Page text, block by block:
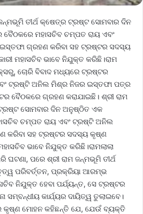
ତୀର୍ଥ କ୍ଷେତ୍ର ଟ୍ରଷ୍ଟ ସୋମବାର ଦିନ
ମହାସଚିବ ଚମ୍ପତ ରାୟ ଏବଂ
ଗ୍ରହଣ କରିବା ସହ ଟ୍ରଷ୍ଟର ସଦସ୍ୟ
ମହାସଚିବ ଭାବେ ନିଯୁକ୍ତ କରିଛି।ରାମ
ଚୋରି ବିବାଦ ମଧ୍ୟରେ ଟ୍ରଷ୍ଟର
ଟ୍ରଷ୍ଟି ଅନିଲ ମିଶ୍ର ନିଜର ଇସ୍ତଫା ପତ୍ର
ବୈଠକରେ ଗ୍ରହଣ କରାଯାଇଛି। ଶ୍ରୀ ରାମ
ସୋମବାର ଦିନ ଅନୁଷ୍ଠିତ ଏକ
ଚମ୍ପତ ରାୟ ଏବଂ ଟ୍ରଷ୍ଟି ଅନିଲ
କରିବା ସହ ଟ୍ରଷ୍ଟର ସଦସ୍ୟ କୃଷ୍ଣ
ଭାବେ ନିଯୁକ୍ତ କରିଛି।ରାମଲାଲା
ପରେ ଶ୍ରୀ ରାମ ଜନ୍ମଭୂମି ତୀର୍ଥ
ପରିବର୍ତ୍ତନ, ପ୍ରକ୍ରିୟା ଆରମ୍ଭ
ନିଯୁକ୍ତ ହେବା ପର୍ଯ୍ୟନ୍ତ, ସେ ଟ୍ରଷ୍ଟର
ସମ୍ବନ୍ଧୀୟ କାର୍ଯ୍ୟର ଦାୟିତ୍ୱ ତୁଲାଇବେ।
କୃଷ୍ଣ ମୋହନ କହିଛନ୍ତି ଯେ, ଯେଉଁ ବ୍ୟକ୍ତି